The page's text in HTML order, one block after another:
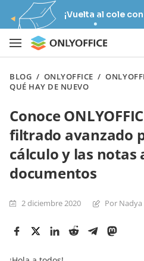
¡Vuelta al cole con
BLOG / ONLYOFFICE /
QUÉ HAY DE NUEVO
Conoce
filtrado avanzado
cálculo y las notas
documentos
2 diciembre 2020 Por Nadya